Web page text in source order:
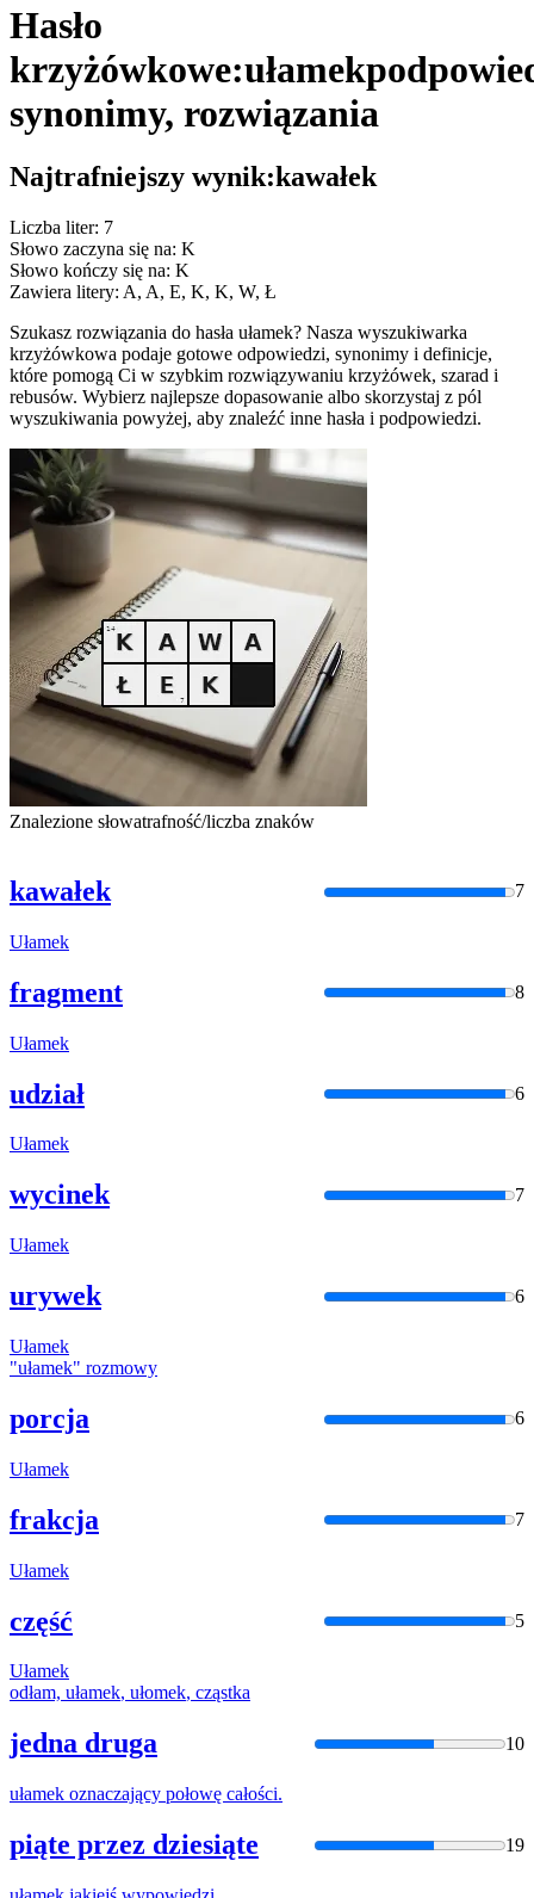
Hasło
krzyżówkowe:ułamek
synonimy, rozwiązania
Najtrafniejszy wynik:kawałek
Liczba liter: 7
Słowo zaczyna się na: K
Słowo kończy się na: K
Zawiera litery: A, A, E, K, K, W, Ł
Szukasz rozwiązania do hasła ułamek? Nasza wyszukiwarka
krzyżówkowa podaje gotowe odpowiedzi, synonimy i definicje,
które pomogą Ci w szybkim rozwiązywaniu krzyżówek, szarad i
rebusów. Wybierz najlepsze dopasowanie albo skorzystaj z pól
wyszukiwania powyżej, aby znaleźć inne hasła i podpowiedzi.
Znalezione słowatrafność/liczba znaków
kawałek 7
Ułamek
fragment 8
Ułamek
udział 6
Ułamek
wycinek 7
Ułamek
urywek 6
Ułamek
"ułamek" rozmowy
porcja 6
Ułamek
frakcja 7
Ułamek
część 5
Ułamek
odłam, ułamek, ułomek, cząstka
jedna druga 10
ułamek oznaczający połowę całości.
piąte przez dziesiąte 19